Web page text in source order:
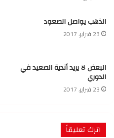
الذهب يواصل الصعود
23 فبراير، 2017
البعض لا يريد أندية الصعيد في
الدوري
23 فبراير، 2017
اترك تعليقاً